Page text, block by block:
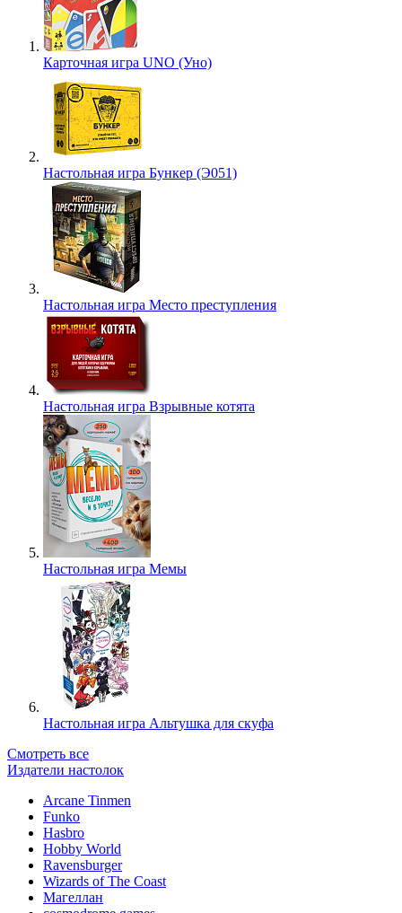
Карточная игра UNO (Уно)
Настольная игра Бункер (Э051)
Настольная игра Место преступления
Настольная игра Взрывные котята
Настольная игра Мемы
Настольная игра Альтушка для скуфа
Смотреть все
Издатели настолок
Arcane Tinmen
Funko
Hasbro
Hobby World
Ravensburger
Wizards of The Coast
Магеллан